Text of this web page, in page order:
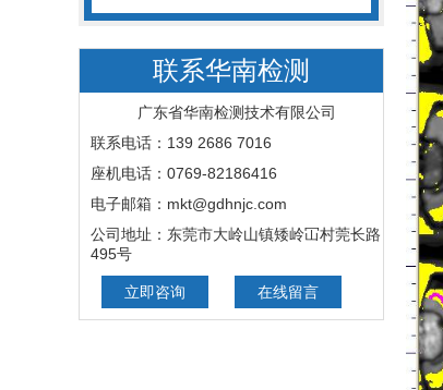
联系华南检测
广东省华南检测技术有限公司
联系电话：139 2686 7016
座机电话：0769-82186416
电子邮箱：mkt@gdhnjc.com
公司地址：东莞市大岭山镇矮岭冚村莞长路
495号
立即咨询 在线留言